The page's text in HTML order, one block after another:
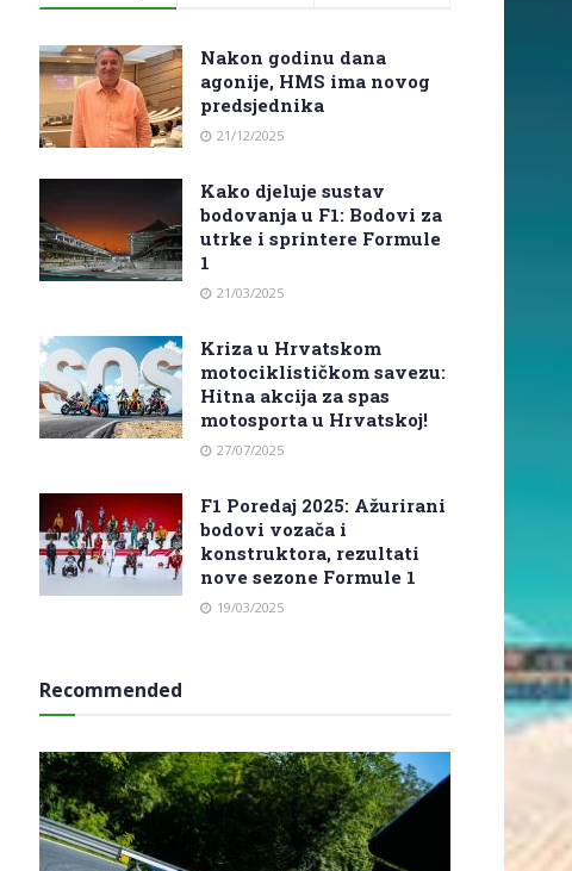
Nakon godinu dana
agonije, HMS ima novog
predsjednika
21/12/2025
Kako djeluje sustav
bodovanja u F1: Bodovi za
utrke i sprintere Formule
1
21/03/2025
Kriza u Hrvatskom
motociklističkom savezu:
Hitna akcija za spas
motosporta u Hrvatskoj!
27/07/2025
F1 Poredaj 2025: Ažurirani
bodovi vozača i
konstruktora, rezultati
nove sezone Formule 1
19/03/2025
Recommended